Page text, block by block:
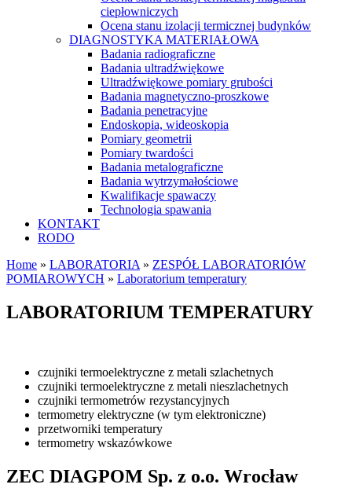
ciepłowniczych
Ocena stanu izolacji termicznej budynków
DIAGNOSTYKA MATERIAŁOWA
Badania radiograficzne
Badania ultradźwiękowe
Ultradźwiękowe pomiary grubości
Badania magnetyczno-proszkowe
Badania penetracyjne
Endoskopia, wideoskopia
Pomiary geometrii
Pomiary twardości
Badania metalograficzne
Badania wytrzymałościowe
Kwalifikacje spawaczy
Technologia spawania
KONTAKT
RODO
Home » LABORATORIA » ZESPÓŁ LABORATORIÓW
POMIAROWYCH » Laboratorium temperatury
LABORATORIUM TEMPERATURY
czujniki termoelektryczne z metali szlachetnych
czujniki termoelektryczne z metali nieszlachetnych
czujniki termometrów rezystancyjnych
termometry elektryczne (w tym elektroniczne)
przetworniki temperatury
termometry wskazówkowe
ZEC DIAGPOM Sp. z o.o. Wrocław